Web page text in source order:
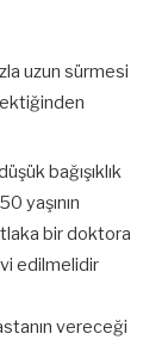
uzun sürmesi
bağışıklık
yaşının
bir doktora
edilmelidir
vereceği